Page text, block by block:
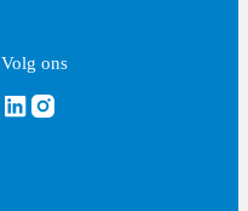
Volg ons
Volg ons via Linkedin
Volg ons via Instagram